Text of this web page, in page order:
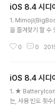
iOS 8.4 시디
1.
을 즐겨찾기 할
흡사하며, 기능 또
이용도 허가하지
▲ 사전협의 없이
재 및 복제, 배포를
0 0
iOS 8.4 시디
1. ★
는, 사용 빈도 횟수